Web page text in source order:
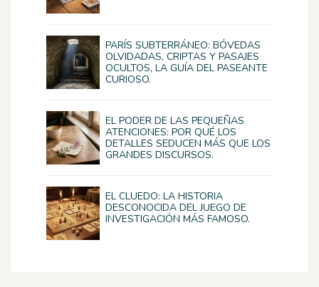
PARÍS SUBTERRÁNEO: BÓVEDAS
OLVIDADAS, CRIPTAS Y PASAJES
OCULTOS, LA GUÍA DEL PASEANTE
CURIOSO.
EL PODER DE LAS PEQUEÑAS
ATENCIONES: POR QUÉ LOS
DETALLES SEDUCEN MÁS QUE LOS
GRANDES DISCURSOS.
EL CLUEDO: LA HISTORIA
DESCONOCIDA DEL JUEGO DE
INVESTIGACIÓN MÁS FAMOSO.